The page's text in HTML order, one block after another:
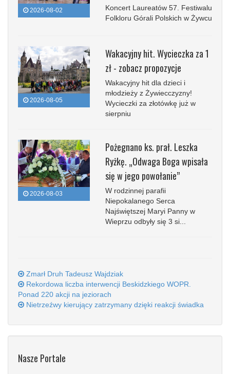
2026-08-02
Koncert Laureatów 57. Festiwalu
Folkloru Górali Polskich w Żywcu
2026-08-05
Wakacyjny hit. Wycieczka za 1
zł - zobacz propozycje
Wakacyjny hit dla dzieci i
młodzieży z Żywiecczyzny!
Wycieczki za złotówkę już w
sierpniu
2026-08-03
Pożegnano ks. prał. Leszka
Ryżkę. „Odwaga Boga wpisała
się w jego powołanie”
W rodzinnej parafii
Niepokalanego Serca
Najświętszej Maryi Panny w
Wieprzu odbyły się 3 si...
Zmarł Druh Tadeusz Wajdziak
Rekordowa liczba interwencji Beskidzkiego WOPR.
Ponad 220 akcji na jeziorach
Nietrzeźwy kierujący zatrzymany dzięki reakcji świadka
Nasze Portale